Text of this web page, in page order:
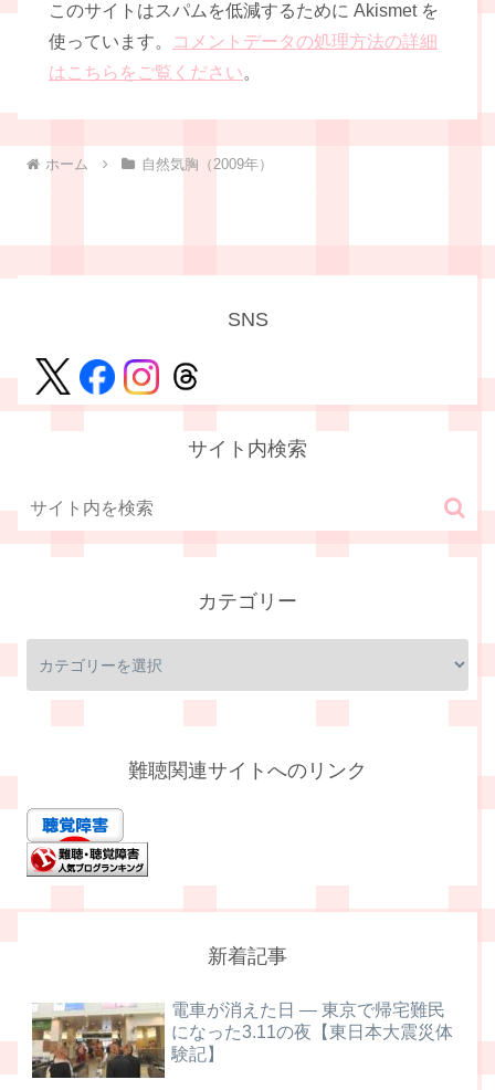
このサイトはスパムを低減するために Akismet を
使っています。
コメントデータの処理方法の詳細
はこちらをご覧ください。
ホーム 自然気胸（2009年）
SNS
サイト内検索
カテゴリー
難聴関連サイトへのリンク
新着記事
電車が消えた日 ― 東京で帰宅難民
になった3.11の夜【東日本大震災体
験記】